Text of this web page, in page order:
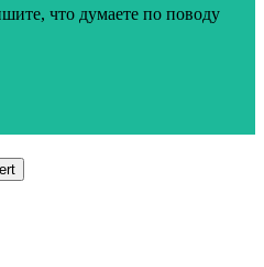
что думаете по поводу